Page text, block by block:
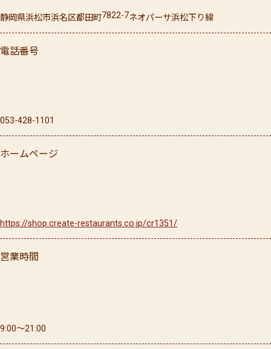
静岡県浜松市浜名区都田町7822-7ネオパーサ浜松下り線
電話番号
053-428-1101
ホームページ
https://shop.create-restaurants.co.jp/cr1351/
営業時間
9:00〜21:00